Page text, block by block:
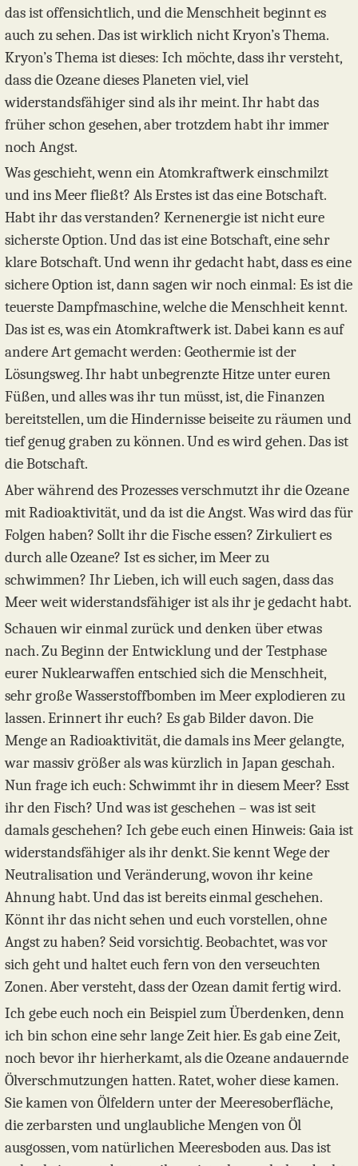
das ist offensichtlich, und die Menschheit beginnt es
auch zu sehen. Das ist wirklich nicht Kryon’s Thema.
Kryon’s Thema ist dieses: Ich möchte, dass ihr versteht,
dass die Ozeane dieses Planeten viel, viel
widerstandsfähiger sind als ihr meint. Ihr habt das
früher schon gesehen, aber trotzdem habt ihr immer
noch Angst.
Was geschieht, wenn ein Atomkraftwerk einschmilzt
und ins Meer fließt? Als Erstes ist das eine Botschaft.
Habt ihr das verstanden? Kernenergie ist nicht eure
sicherste Option. Und das ist eine Botschaft, eine sehr
klare Botschaft. Und wenn ihr gedacht habt, dass es eine
sichere Option ist, dann sagen wir noch einmal: Es ist die
teuerste Dampfmaschine, welche die Menschheit kennt.
Das ist es, was ein Atomkraftwerk ist. Dabei kann es auf
andere Art gemacht werden: Geothermie ist der
Lösungsweg. Ihr habt unbegrenzte Hitze unter euren
Füßen, und alles was ihr tun müsst, ist, die Finanzen
bereitstellen, um die Hindernisse beiseite zu räumen und
tief genug graben zu können. Und es wird gehen. Das ist
die Botschaft.
Aber während des Prozesses verschmutzt ihr die Ozeane
mit Radioaktivität, und da ist die Angst. Was wird das für
Folgen haben? Sollt ihr die Fische essen? Zirkuliert es
durch alle Ozeane? Ist es sicher, im Meer zu
schwimmen? Ihr Lieben, ich will euch sagen, dass das
Meer weit widerstandsfähiger ist als ihr je gedacht habt.
Schauen wir einmal zurück und denken über etwas
nach. Zu Beginn der Entwicklung und der Testphase
eurer Nuklearwaffen entschied sich die Menschheit,
sehr große Wasserstoffbomben im Meer explodieren zu
lassen. Erinnert ihr euch? Es gab Bilder davon. Die
Menge an Radioaktivität, die damals ins Meer gelangte,
war massiv größer als was kürzlich in Japan geschah.
Nun frage ich euch: Schwimmt ihr in diesem Meer? Esst
ihr den Fisch? Und was ist geschehen – was ist seit
damals geschehen? Ich gebe euch einen Hinweis: Gaia ist
widerstandsfähiger als ihr denkt. Sie kennt Wege der
Neutralisation und Veränderung, wovon ihr keine
Ahnung habt. Und das ist bereits einmal geschehen.
Könnt ihr das nicht sehen und euch vorstellen, ohne
Angst zu haben? Seid vorsichtig. Beobachtet, was vor
sich geht und haltet euch fern von den verseuchten
Zonen. Aber versteht, dass der Ozean damit fertig wird.
Ich gebe euch noch ein Beispiel zum Überdenken, denn
ich bin schon eine sehr lange Zeit hier. Es gab eine Zeit,
noch bevor ihr hierherkamt, als die Ozeane andauernde
Ölverschmutzungen hatten. Ratet, woher diese kamen.
Sie kamen von Ölfeldern unter der Meeresoberfläche,
die zerbarsten und unglaubliche Mengen von Öl
ausgossen, vom natürlichen Meeresboden aus. Das ist